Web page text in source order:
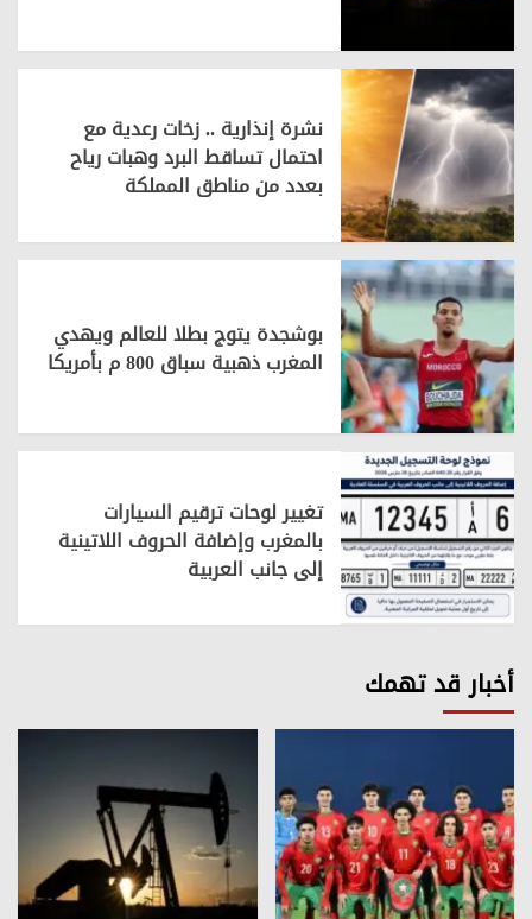
نشرة إنذارية .. زخات رعدية مع
احتمال تساقط البرد وهبات رياح
بعدد من مناطق المملكة
بوشجدة يتوج بطلا للعالم ويهدي
المغرب ذهبية سباق 800 م بأمريكا
تغيير لوحات ترقيم السيارات
بالمغرب وإضافة الحروف اللاتينية
إلى جانب العربية
أخبار قد تهمك